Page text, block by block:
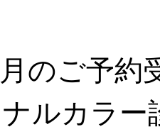
のご予約
ルカラ